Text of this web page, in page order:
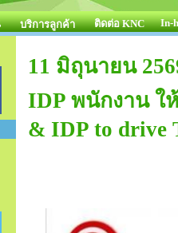
บริการลูกค้า ติดต่อ KNC
In-
11 มิถุนายน
IDP พนักงาน ใ
& IDP to drive